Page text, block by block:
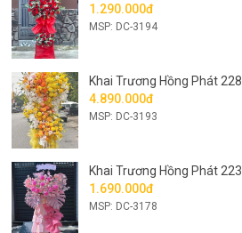
1.290.000đ
MSP: DC-3194
Khai Trương Hồng Phát 228
4.890.000đ
MSP: DC-3193
Khai Trương Hồng Phát 223
1.690.000đ
MSP: DC-3178